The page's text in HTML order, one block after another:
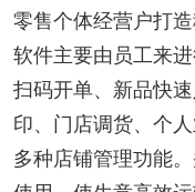
零售个体经营户打
软件主要由员工来
扫码开单、新品快
印、门店调货、个
多种店铺管理功能